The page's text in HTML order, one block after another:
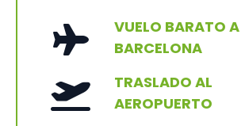
VUELO BARATO A
BARCELONA
TRASLADO AL
AEROPUERTO